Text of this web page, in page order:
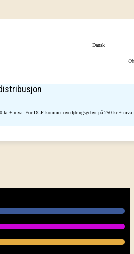
Dansk
kr + mva. For DCP kommer overføringsgebyr på 250 kr +